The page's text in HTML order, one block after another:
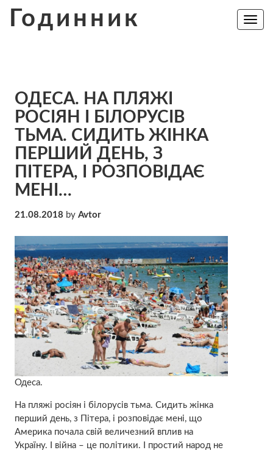
Годинник
Toggle
ОДЕСА. НА ПЛЯЖІ
РОСІЯН І БІЛОРУСІВ
ТЬМА. СИДИТЬ ЖІНКА
ПЕРШИЙ ДЕНЬ, З
ПІТЕРА, І РОЗПОВІДАЄ
МЕНІ…
21.08.2018 by Avtor
Одеса.
На пляжі росіян і білорусів тьма. Сидить жінка
перший день, з Пітера, і розповідає мені, що
Америка почала свій величезний вплив на
Україну. І війна – це політики. І простий народ не